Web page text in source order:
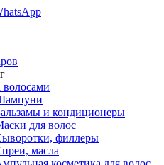
волосами
и кондиционеры
для волос
филлеры
масла